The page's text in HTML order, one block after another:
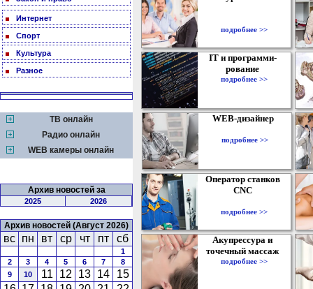
Интернет
Спорт
Культура
Разное
ТВ онлайн
Радио онлайн
WEB камеры онлайн
Архив новостей за
2025 2026
Архив новостей (Август 2026)
вс пн вт ср чт пт сб
1
2
3 4 5 6 7
8
9
10 11 12 13 14
15
подробнее >>
IT и программи-
рование
подробнее >>
WEB-дизайнер
подробнее >>
Оператор станков
CNC
подробнее >>
Акупрессура и
точечный массаж
подробнее >>